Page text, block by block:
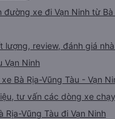
đường xe đi Vạn Ninh từ Bà
lượng, review, đánh giá
Vạn Ninh
Bà Rịa-Vũng Tàu - Vạn
tư vấn các dòng xe
Rịa-Vũng Tàu đi Vạn Ninh